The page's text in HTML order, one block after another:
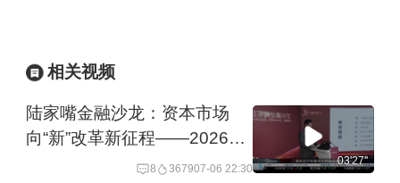
相关视频
陆家嘴金融沙龙：资本市场
向“新”改革新征程——2026陆
家嘴论坛政策解读专场
8 367907-06 22:30
03'27''